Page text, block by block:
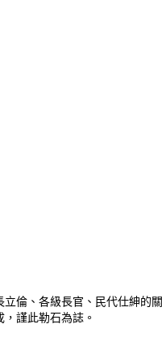
倫、各級長官、民代仕紳
謹此勒石為誌。